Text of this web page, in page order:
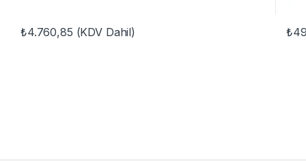
₺4.760,85 (KDV Dahil) ₺